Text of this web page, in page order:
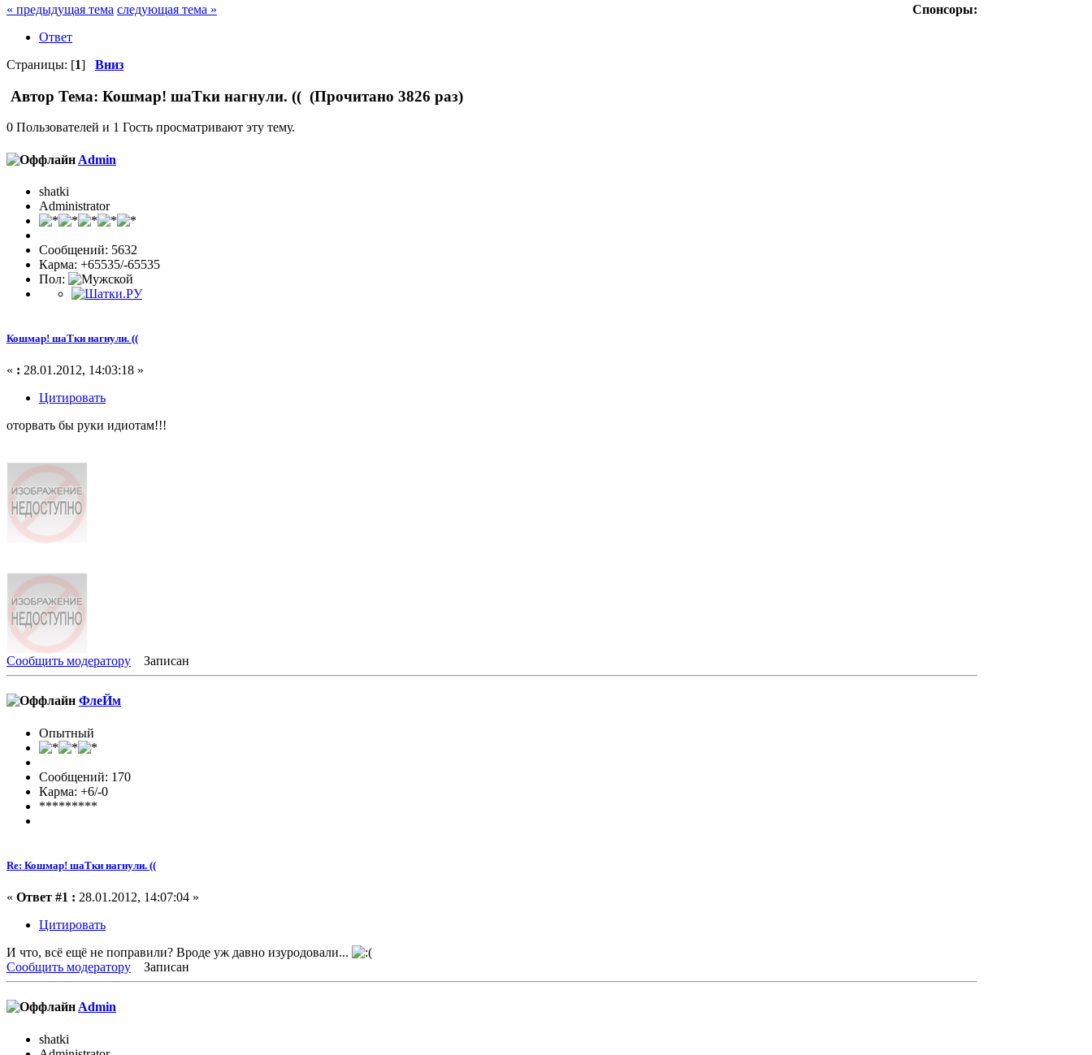
Спонсоры:
« предыдущая тема следующая тема »
Ответ
Страницы: [1] Вниз
Автор Тема: Кошмар! шаТки нагнули. (( (Прочитано 3826 раз)
0 Пользователей и 1 Гость просматривают эту тему.
Admin
shatki
Administrator
Сообщений: 5632
Карма: +65535/-65535
Пол:
Кошмар! шаТки нагнули. ((
« : 28.01.2012, 14:03:18 »
Цитировать
оторвать бы руки идиотам!!!
Сообщить модератору Записан
ФлеЙм
Опытный
Сообщений: 170
Карма: +6/-0
*********
Re: Кошмар! шаТки нагнули. ((
« Ответ #1 : 28.01.2012, 14:07:04 »
Цитировать
И что, всё ещё не поправили? Вроде уж давно изуродовали...
Сообщить модератору
Записан
Admin
shatki